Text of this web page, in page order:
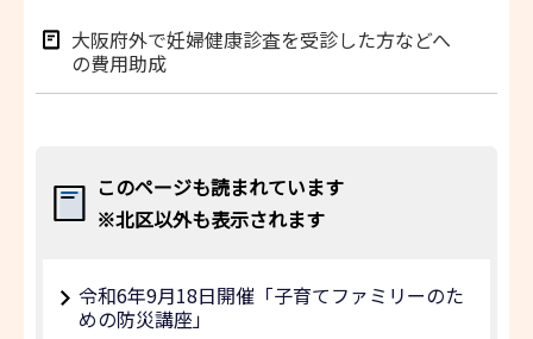
大阪府外で妊婦健康診査を受診した方などへ
の費用助成
このページも読まれています
※北区以外も表示されます
令和6年9月18日開催「子育てファミリーのた
めの防災講座」